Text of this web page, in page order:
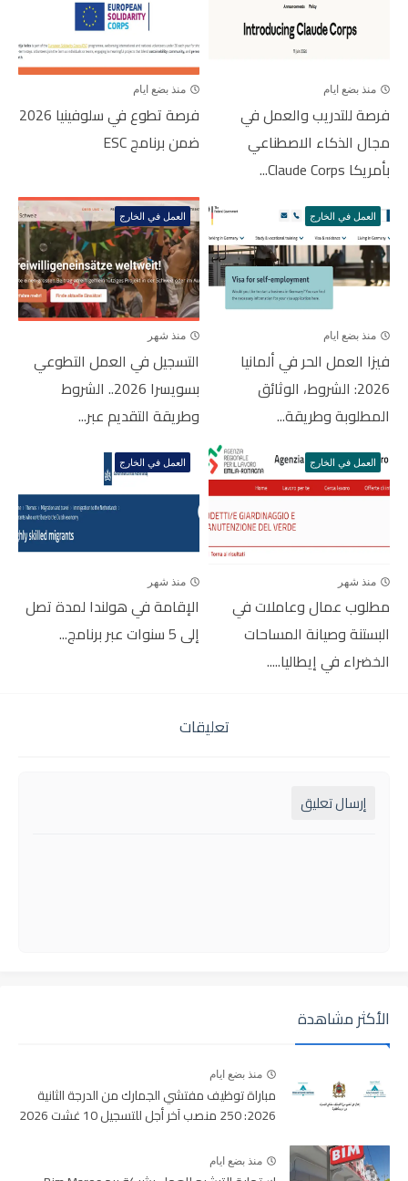
منذ بضع ايام
فرصة للتدريب والعمل في
مجال الذكاء الاصطناعي
بأمريكا Claude Corps...
منذ بضع ايام
فرصة تطوع في سلوفينيا 2026
ضمن برنامج ESC
العمل في الخارج
منذ بضع ايام
فيزا العمل الحر في ألمانيا
2026: الشروط، الوثائق
المطلوبة وطريقة...
العمل في الخارج
منذ شهر
التسجيل في العمل التطوعي
بسويسرا 2026.. الشروط
وطريقة التقديم عبر...
العمل في الخارج
منذ شهر
مطلوب عمال وعاملات في
البستنة وصيانة المساحات
الخضراء في إيطاليا.....
العمل في الخارج
منذ شهر
الإقامة في هولندا لمدة تصل
إلى 5 سنوات عبر برنامج...
تعليقات
إرسال تعليق
الأكثر مشاهدة
منذ بضع ايام
مباراة توظيف مفتشي الجمارك من الدرجة الثانية
2026: 250 منصب آخر أجل للتسجيل 10 غشت 2026
منذ بضع ايام